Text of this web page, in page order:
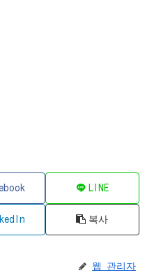
LINE
복사
웹 관리자